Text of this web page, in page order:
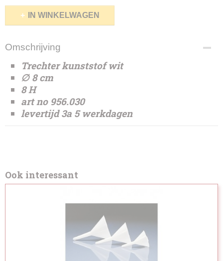
IN WINKELWAGEN
Omschrijving
Trechter kunststof wit
∅ 8 cm
8 H
art no 956.030
levertijd 3a 5 werkdagen
Ook interessant